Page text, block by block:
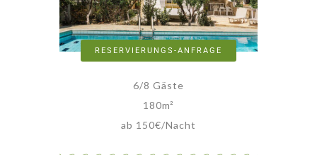
RESERVIERUNGS-ANFRAGE
6/8 Gäste
180m²
ab 150€/Nacht